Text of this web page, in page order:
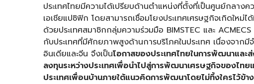
ประเทศไทยมีความได้เปรียบด้านตำแหน่งที่ตั้งที่เป็นศูนย์กลาง
เอเชียแปซิฟิก โดยสามารถเชื่อมโยงประเทศเศรษฐกิจเกิดใหม่ไ
ด้วยประเทศสมาชิกกลุ่มความร่วมมือ BIMSTEC และ
กับประเทศที่มีศักยภาพสูงด้านการบริโภคในประเทศ เนื่องจากมี
อินเดียและจีน จึงเป็นโอกาสของประเทศไทยในการพัฒนาและส่
ลงทุนระหว่างประเทศเพื่อนำไปสู่การพัฒนาเศรษฐกิจของไทย
ประเทศเพื่อนบ้านภายใต้แนวคิดการพัฒนาโดยไม่ทิ้งใครไว้ข้า